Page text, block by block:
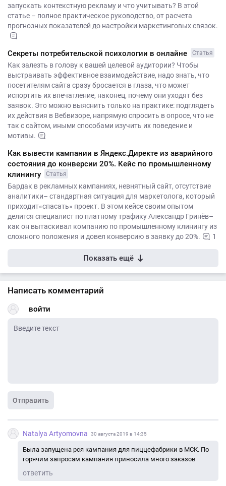
запускать контекстную рекламу и что учитывать? В этой
статье – полное практическое руководство, от расчета
прогнозных показателей до настройки маркетинговых связок.
Секреты потребительской психологии в онлайне Статья
Как залезть в голову к вашей целевой аудитории? Чтобы
выстраивать эффективное взаимодействие, надо знать, что
посетителям сайта сразу бросается в глаза, что может
испортить их впечатление, наконец, почему они уходят без
заявок. Это можно выяснить только на практике: подглядеть
их действия в Вебвизоре, напрямую спросить в опросе, что не
так с сайтом, иными способами изучить их поведение и
мотивы.
Как вывести кампании в Яндекс.Директе из аварийного
состояния до конверсии 20%. Кейс по промышленному
клинингу
Статья
Бардак в рекламных кампаниях, невнятный сайт, отсутствие
аналитики– стандартная ситуация для маркетолога, который
приходит«спасать» проект. В этом кейсе своим опытом
делится специалист по платному трафику Александр Гринёв–
как он вытаскивал компанию по промышленному клинингу из
сложного положения и довел конверсию в заявку до 20%.
1
Показать ещё
Написать комментарий
войти
Отправить
Natalya Artyomovna 30 августа 2019 в 14:35
Была запущена рся кампания для пиццефабрики в МСК. По
горячим запросам кампания приносила много заказов
ответить